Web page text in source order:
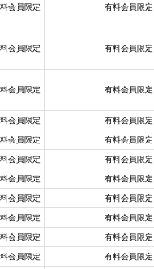
会員限定 有料会員限定
会員限定 有料会員限定
会員限定 有料会員限定
会員限定 有料会員限定
会員限定 有料会員限定
会員限定 有料会員限定
会員限定 有料会員限定
会員限定 有料会員限定
会員限定 有料会員限定
会員限定 有料会員限定
会員限定 有料会員限定